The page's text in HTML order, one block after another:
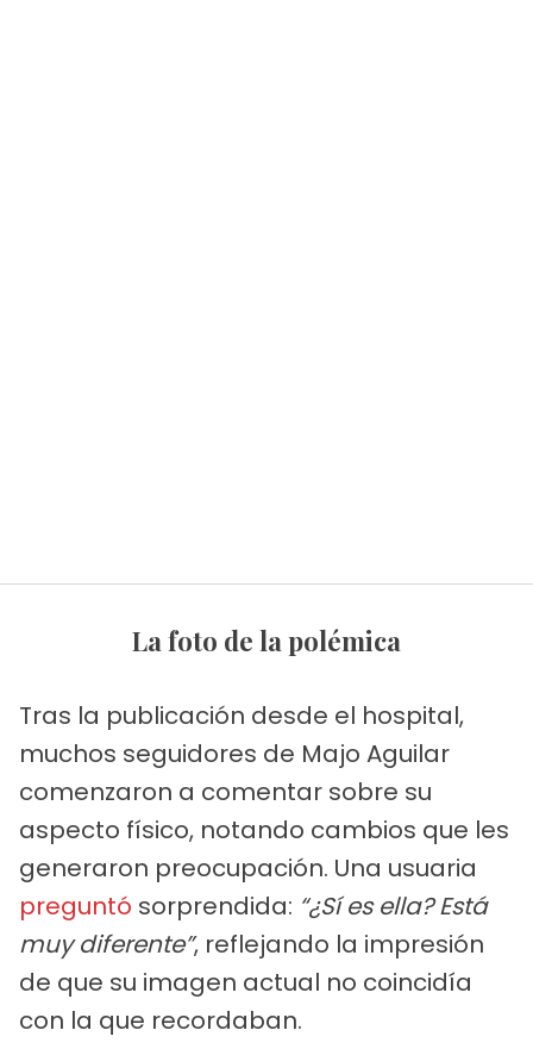
La foto de la polémica
Tras la publicación desde el hospital,
muchos seguidores de Majo Aguilar
comenzaron a comentar sobre su
aspecto físico, notando cambios que les
generaron preocupación. Una usuaria
preguntó sorprendida: “¿Sí es ella? Está
muy diferente”, reflejando la impresión
de que su imagen actual no coincidía
con la que recordaban.